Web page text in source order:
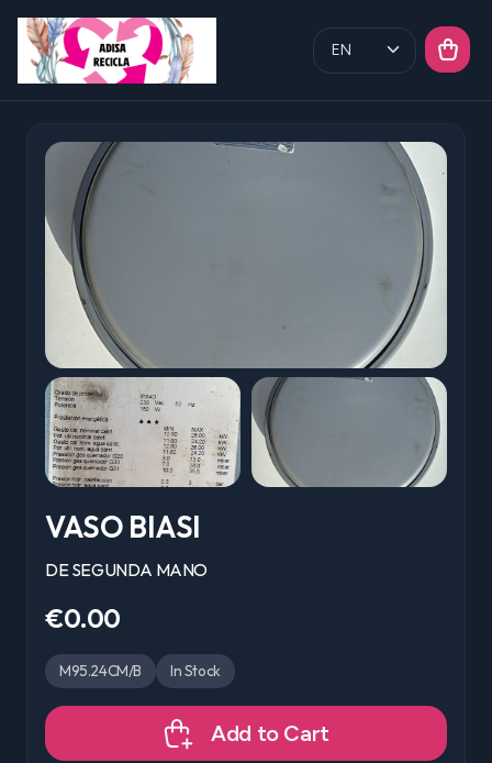
VASO BIASI
DE SEGUNDA MANO
€0.00
M95.24CM/B In Stock
Add to Cart